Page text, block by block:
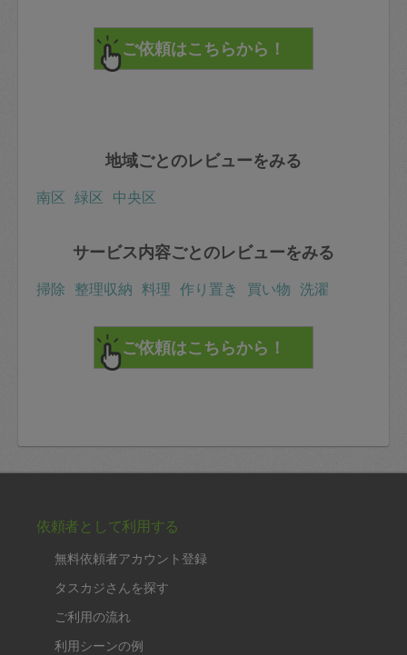
地域ごとのレビューをみる
南区 緑区 中央区
サービス内容ごとのレビューをみる
掃除 整理収納 料理 作り置き 買い物 洗濯
依頼者として利用する
無料依頼者アカウント登録
タスカジさんを探す
ご利用の流れ
利用シーンの例